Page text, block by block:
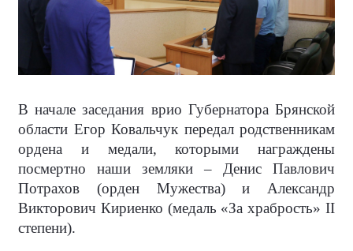
В начале заседания врио Губернатора Брянской
области Егор Ковальчук передал родственникам
ордена и медали, которыми награждены
посмертно наши земляки – Денис Павлович
Потрахов (орден Мужества) и Александр
Викторович Кириенко (медаль «За храбрость» II
степени).